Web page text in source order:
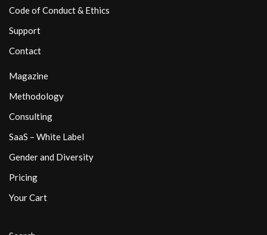
Code of Conduct & Ethics
Support
Contact
Magazine
Methodology
Consulting
SaaS – White Label
Gender and Diversity
Pricing
Your Cart